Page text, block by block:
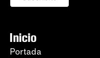
Inicio
Portada